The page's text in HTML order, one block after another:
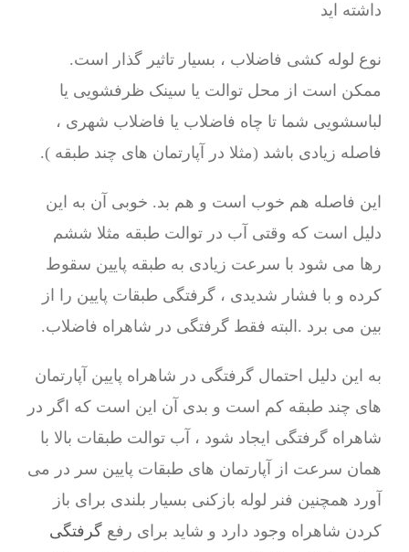
داشته اید
نوع لوله کشی فاضلاب ، بسیار تاثیر گذار است.
ممکن است از محل توالت یا سینک ظرفشویی یا
لباسشویی شما تا چاه فاضلاب یا فاضلاب شهری ،
فاصله زیادی باشد (مثلا در آپارتمان های چند طبقه ).
این فاصله هم خوب است و هم بد. خوبی آن به این
دلیل است که وقتی آب در توالت طبقه مثلا ششم
رها می شود با سرعت زیادی به طبقه پایین سقوط
کرده و با فشار شدیدی ، گرفتگی طبقات پایین را از
بین می برد .البته فقط گرفتگی در شاهراه فاضلاب.
به این دلیل احتمال گرفتگی در شاهراه پایین آپارتمان
های چند طبقه کم است و بدی آن این است که اگر در
شاهراه گرفتگی ایجاد شود ، آب توالت طبقات بالا با
همان سرعت از آپارتمان های طبقات پایین سر در می
آورد همچنین فنر لوله بازکنی بسیار بلندی برای باز
کردن شاهراه وجود دارد و شاید برای رفع گرفتگی